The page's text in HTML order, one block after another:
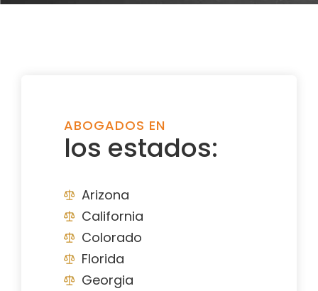
ABOGADOS EN
los estados:
Arizona
California
Colorado
Florida
Georgia